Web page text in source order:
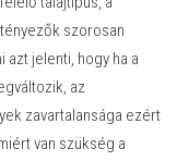
szorosan
jelenti, hogy ha a
az
zavartalansága ezért
van szükség a